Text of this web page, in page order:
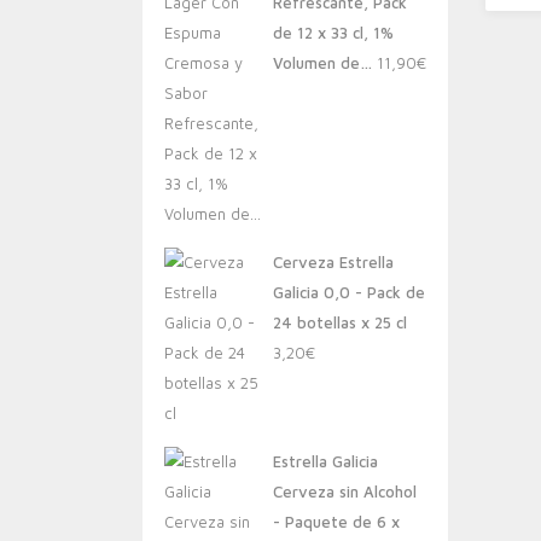
de 12 x 33 cl, 1%
Volumen de… 11,90€
Cerveza Estrella
Galicia 0,0 - Pack de
24 botellas x 25 cl
3,20€
Estrella Galicia
Cerveza sin Alcohol
- Paquete de 6 x